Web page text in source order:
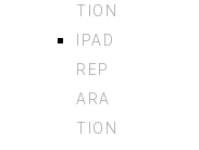
TION
IPAD
REP
ARA
TION